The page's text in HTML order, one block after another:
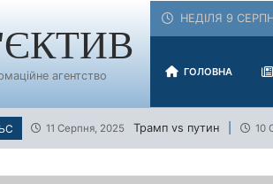
агентство
НЕДІЛЯ 9
ГОЛОВНА
11 Серпня, 2025 Трамп vs путин 10